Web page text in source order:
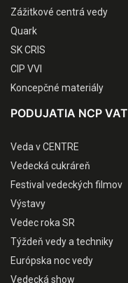
Zážitkové centrá vedy
Quark
SK CRIS
CIP VVI
Koncepčné materiály
PODUJATIA NCP VAT
Veda v CENTRE
Vedecká cukráreň
Festival vedeckých filmov
Výstavy
Vedec roka SR
Týždeň vedy a techniky
Európska noc vedy
Vedecká show